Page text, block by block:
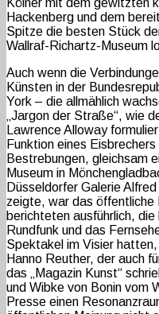
Hackenberg und dem
Spitze die besten Stück
Wallraf-Richartz-Museum
Auch wenn die
Künsten in der
York – die allmählich
„Jargon der Straße“, wie
Lawrence Alloway
Funktion eines
Bestrebungen, gleichsam
Museum in
Düsseldorfer Galerie
zeigte, war das öffentliche
berichteten ausführlich,
Rundfunk und das
Spektakel im Visier
Hanno Reuther, der auch
das „Magazin Kunst“
und Wibke von Bonin vom
Presse einen